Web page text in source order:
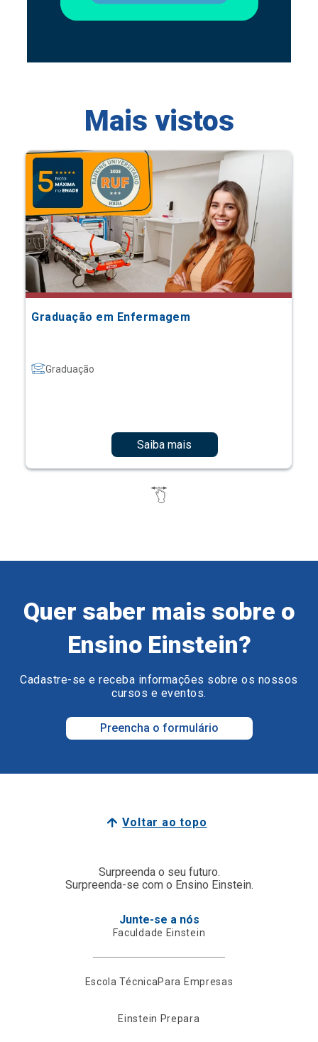
Mais vistos
Graduação em Enfermagem
Graduação
Saiba mais
Quer saber mais sobre o
Ensino Einstein?
Cadastre-se e receba informações sobre os nossos
cursos e eventos.
Preencha o formulário
Voltar ao topo
Surpreenda o seu futuro.
Surpreenda-se com o Ensino Einstein.
Junte-se a nós
Faculdade Einstein
Escola TécnicaPara Empresas
Einstein Prepara